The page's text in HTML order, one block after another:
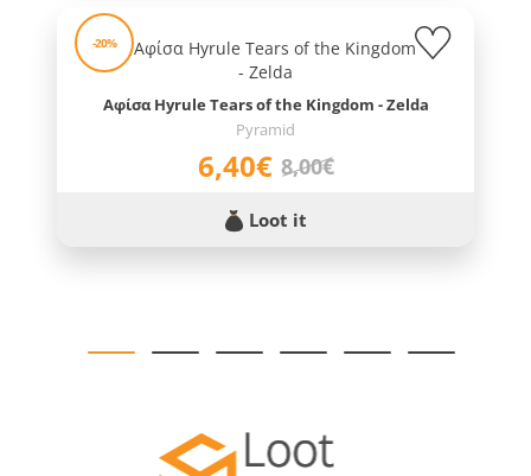
-20%
Αφίσα Hyrule Tears of the Kingdom - Zelda
Pyramid
6,40€ 8,00€
Loot it